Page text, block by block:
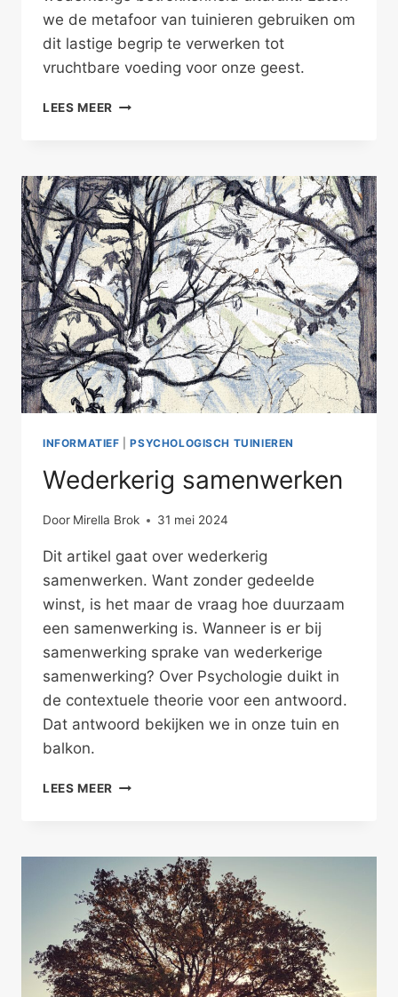
we de metafoor van tuinieren gebruiken om
dit lastige begrip te verwerken tot
vruchtbare voeding voor onze geest.
LEES MEER NATUURLIJK
INFORMATIEF |PSYCHOLOGISCH TUINIEREN
Wederkerig samenwerken
Door Mirella Brok 31 mei 2024
Dit artikel gaat over wederkerig
samenwerken. Want zonder gedeelde
winst, is het maar de vraag hoe duurzaam
een samenwerking is. Wanneer is er bij
samenwerking sprake van wederkerige
samenwerking? Over Psychologie duikt in
de contextuele theorie voor een antwoord.
Dat antwoord bekijken we in onze tuin en
balkon.
LEES MEER WEDERKERIG